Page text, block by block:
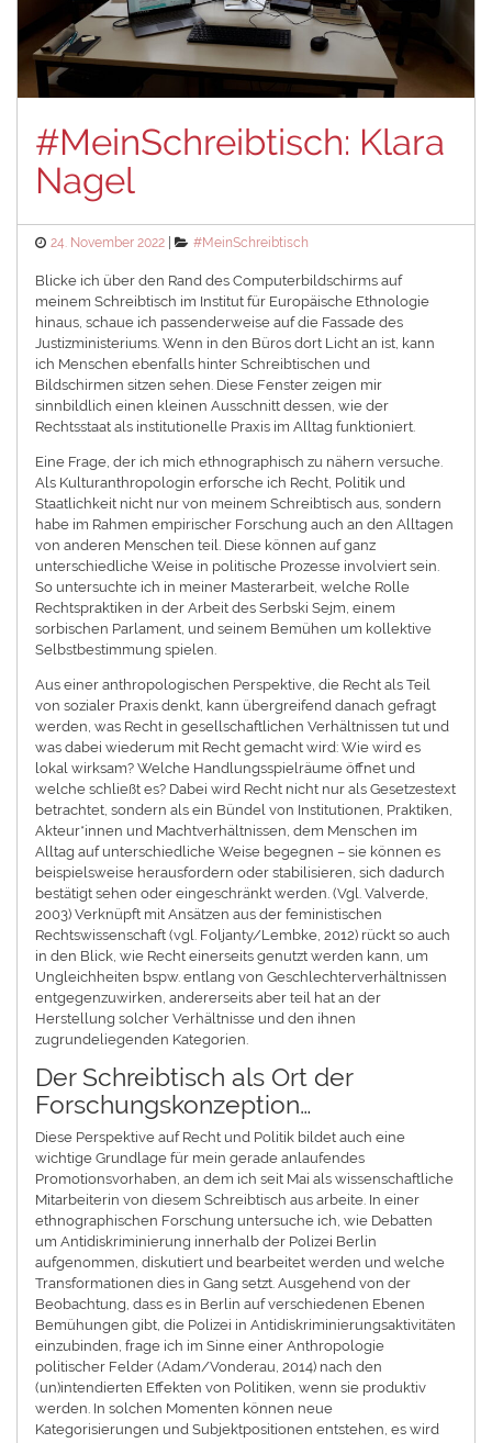
#MeinSchreibtisch: Klara
Nagel
Posted
24. November 2022 Categories
#MeinSchreibtisch
Blicke ich über den Rand des Computerbildschirms auf
meinem Schreibtisch im Institut für Europäische Ethnologie
hinaus, schaue ich passenderweise auf die Fassade des
Justizministeriums. Wenn in den Büros dort Licht an ist, kann
ich Menschen ebenfalls hinter Schreibtischen und
Bildschirmen sitzen sehen. Diese Fenster zeigen mir
sinnbildlich einen kleinen Ausschnitt dessen, wie der
Rechtsstaat als institutionelle Praxis im Alltag funktioniert.
Eine Frage, der ich mich ethnographisch zu nähern versuche.
Als Kulturanthropologin erforsche ich Recht, Politik und
Staatlichkeit nicht nur von meinem Schreibtisch aus, sondern
habe im Rahmen empirischer Forschung auch an den Alltagen
von anderen Menschen teil. Diese können auf ganz
unterschiedliche Weise in politische Prozesse involviert sein.
So untersuchte ich in meiner Masterarbeit, welche Rolle
Rechtspraktiken in der Arbeit des Serbski Sejm, einem
sorbischen Parlament, und seinem Bemühen um kollektive
Selbstbestimmung spielen.
Aus einer anthropologischen Perspektive, die Recht als Teil
von sozialer Praxis denkt, kann übergreifend danach gefragt
werden, was Recht in gesellschaftlichen Verhältnissen tut und
was dabei wiederum mit Recht gemacht wird: Wie wird es
lokal wirksam? Welche Handlungsspielräume öffnet und
welche schließt es? Dabei wird Recht nicht nur als Gesetzestext
betrachtet, sondern als ein Bündel von Institutionen, Praktiken,
Akteur*innen und Machtverhältnissen, dem Menschen im
Alltag auf unterschiedliche Weise begegnen – sie können es
beispielsweise herausfordern oder stabilisieren, sich dadurch
bestätigt sehen oder eingeschränkt werden. (Vgl. Valverde,
2003) Verknüpft mit Ansätzen aus der feministischen
Rechtswissenschaft (vgl. Foljanty/Lembke, 2012) rückt so auch
in den Blick, wie Recht einerseits genutzt werden kann, um
Ungleichheiten bspw. entlang von Geschlechterverhältnissen
entgegenzuwirken, andererseits aber teil hat an der
Herstellung solcher Verhältnisse und den ihnen
zugrundeliegenden Kategorien.
Der Schreibtisch als Ort der
Forschungskonzeption…
Diese Perspektive auf Recht und Politik bildet auch eine
wichtige Grundlage für mein gerade anlaufendes
Promotionsvorhaben, an dem ich seit Mai als wissenschaftliche
Mitarbeiterin von diesem Schreibtisch aus arbeite. In einer
ethnographischen Forschung untersuche ich, wie Debatten
um Antidiskriminierung innerhalb der Polizei Berlin
aufgenommen, diskutiert und bearbeitet werden und welche
Transformationen dies in Gang setzt. Ausgehend von der
Beobachtung, dass es in Berlin auf verschiedenen Ebenen
Bemühungen gibt, die Polizei in Antidiskriminierungsaktivitäten
einzubinden, frage ich im Sinne einer Anthropologie
politischer Felder (Adam/Vonderau, 2014) nach den
(un)intendierten Effekten von Politiken, wenn sie produktiv
werden. In solchen Momenten können neue
Kategorisierungen und Subjektpositionen entstehen, es wird